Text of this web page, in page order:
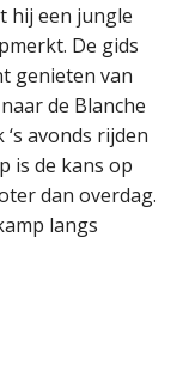
hij een jungle
De gids
genieten van
de Blanche
avonds rijden
is de kans op
dan overdag.
langs